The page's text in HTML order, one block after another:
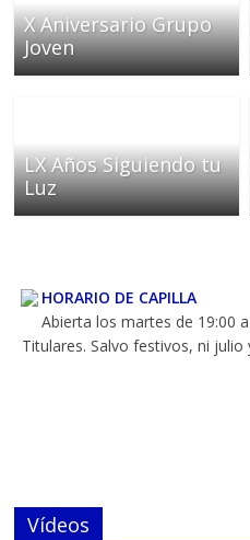
X Aniversario Grupo
Joven
LX Años Siguiendo tu
Luz
HORARIO DE CAPILLA
Abierta los martes de 19:00
Titulares. Salvo festivos, ni julio
Vídeos